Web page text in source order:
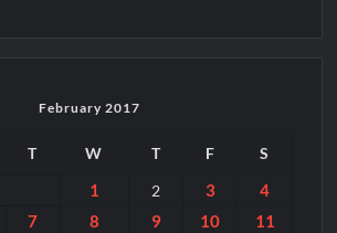
February 2017
T W T F S
1 2 3
4
7 8 9 10 11